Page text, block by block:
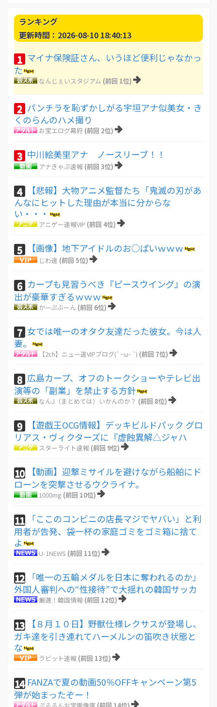
ランキング
更新時間：2026-08-10 18:40:13
1 マイナ保険証さん、いうほど便利じゃなかっ
た
なんじぇいスタジアム (前回 1位)
2 パンチラを恥ずかしがる宇垣アナ似美女・き
くのらんのハメ撮り
お宝エログ幕府 (前回 2位)
3 中川絵美里アナ ノースリーブ！！
アナきゃぷ速報 (前回 3位)
4
【悲報】大物アニメ監督たち「鬼滅の刃があ
んなにヒットした理由が本当に分からな
い・・・
アニゲー速報VIP (前回 4位)
5 【画像】地下アイドルのお○ぱいｗｗｗ
じわ速 (前回 5位)
6 カープも見習うべき『ピースウイング』の演
出が豪華すぎるｗｗｗ
かーぷぶーん (前回 6位)
7 女では唯一のオタク友達だった彼女。今は人
妻。
【2ch】ニュー速VIPブログ(`･ω･´) (前回 7位)
8 広島カープ、オフのトークショーやテレビ出
演等の「副業」を禁止する方針
なんJ（まとめては）いかんのか？ (前回 8位)
9
【遊戯王OCG情報】デッキビルドパック グロ
リアス・ヴィクターズに『虚蝕異解△ジャハ
スターライト速報 (前回 9位)
10
【動画】迎撃ミサイルを避けながら船舶にド
ローンを突撃させるウクライナ。
1000mg (前回 10位)
11
「ここのコンビニの店長マジでヤバい」と利
用者が告発、袋一杯の家庭ゴミをゴミ箱に捨て
よ
U-1NEWS (前回 11位)
12
「唯一の五輪メダルを日本に奪われるのか」
外国人審判への“性接待”で大揺れの韓国サッカ
厳選！韓国情報 (前回 12位)
13
【８月１０日】野獣仕様レクサスが登場し、
ガキ達を引き連れてハーメルンの笛吹き状態と
な
ラビット速報 (前回 13位)
14 FANZAで夏の動画50％OFFキャンペーン第5
弾が始まったぞー！
ぷるるんお宝画像庫 (前回 14位)